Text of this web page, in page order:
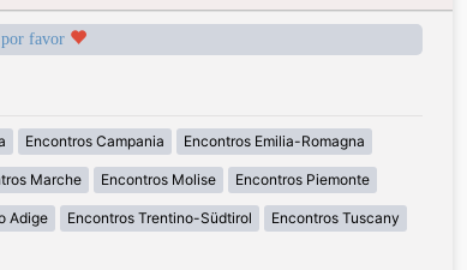
favor
Encontros Campania Encontros Emilia-Romagna
Marche Encontros Molise Encontros Piemonte
Adige Encontros Trentino-Südtirol Encontros Tuscany